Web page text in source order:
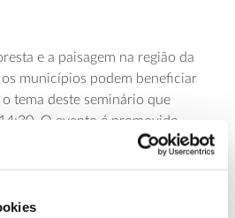
e a paisagem na região da
municípios podem beneficiar
tema deste seminário que
O evento é promovido
ARS Investigação e
rural capaz de contribuir